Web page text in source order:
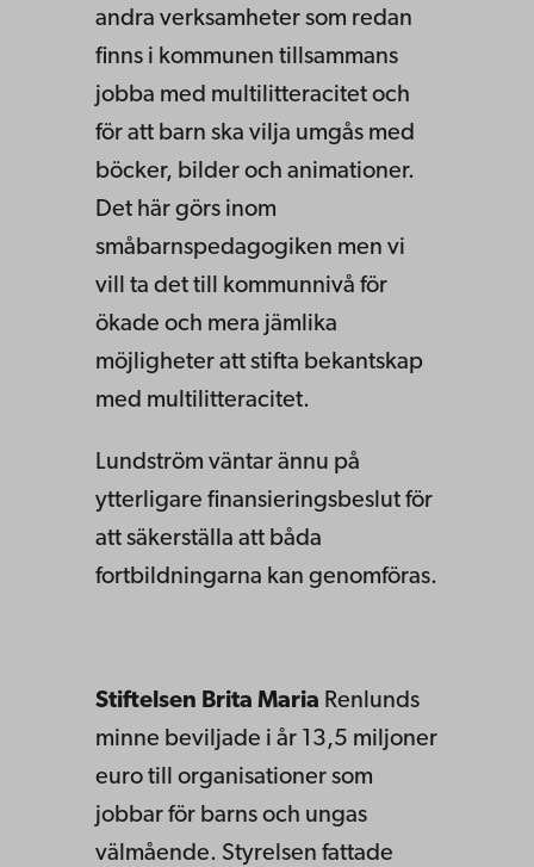
andra verksamheter som redan
finns i kommunen tillsammans
jobba med multilitteracitet och
för att barn ska vilja umgås med
böcker, bilder och animationer.
Det här görs inom
småbarnspedagogiken men vi
vill ta det till kommunnivå för
ökade och mera jämlika
möjligheter att stifta bekantskap
med multilitteracitet.
Lundström väntar ännu på
ytterligare finansieringsbeslut för
att säkerställa att båda
fortbildningarna kan genomföras.
Stiftelsen Brita Maria Renlunds
minne beviljade i år 13,5 miljoner
euro till organisationer som
jobbar för barns och ungas
välmående. Styrelsen fattade